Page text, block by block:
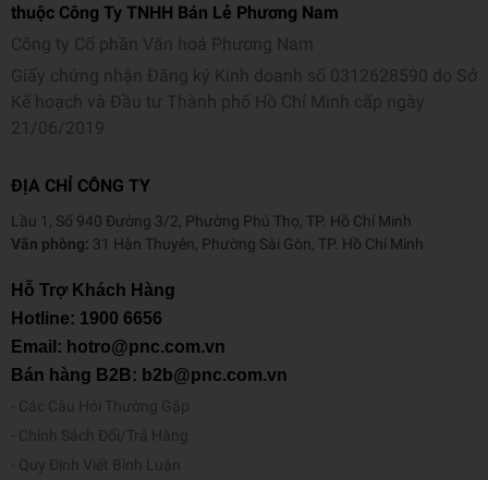
thuộc Công Ty TNHH Bán Lẻ Phương Nam
Công ty Cổ phần Văn hoá Phương Nam
Giấy chứng nhận Đăng ký Kinh doanh số 0312628590 do Sở
Kế hoạch và Đầu tư Thành phố Hồ Chí Minh cấp ngày
21/06/2019
ĐỊA CHỈ CÔNG TY
Lầu 1, Số 940 Đường 3/2, Phường Phú Thọ, TP. Hồ Chí Minh
Văn phòng: 31 Hàn Thuyên, Phường Sài Gòn, TP. Hồ Chí Minh
Hỗ Trợ Khách Hàng
Hotline: 1900 6656
Email: hotro@pnc.com.vn
Bán hàng B2B: b2b@pnc.com.vn
Các Câu Hỏi Thường Gặp
Chính Sách Đổi/Trả Hàng
Quy Định Viết Bình Luận